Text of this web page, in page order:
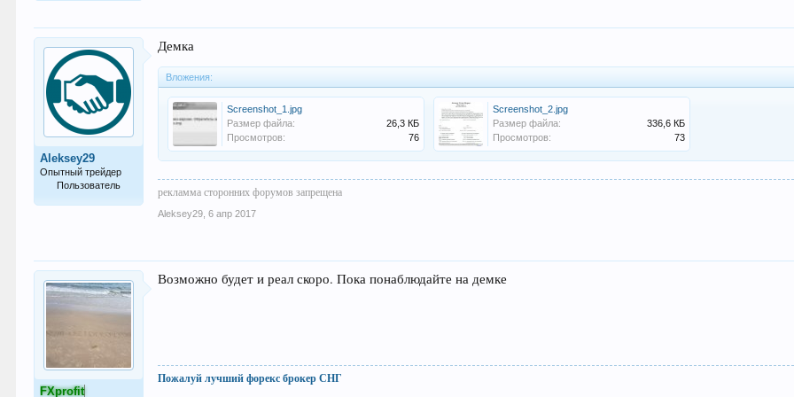
Aleksey29
Опытный трейдер
Пользователь
Демка
Вложения:
Screenshot_1.jpg
Размер файла:
26,3 КБ
Просмотров:
76
Screenshot_2.jpg
Размер файла:
336,6 КБ
Просмотров:
73
рекламма сторонних форумов запрещена
Aleksey29 6 апр 2017
FXprofit
Возможно будет и реал скоро. Пока понаблюдайте на демке
Пожалуй лучший форекс брокер СНГ